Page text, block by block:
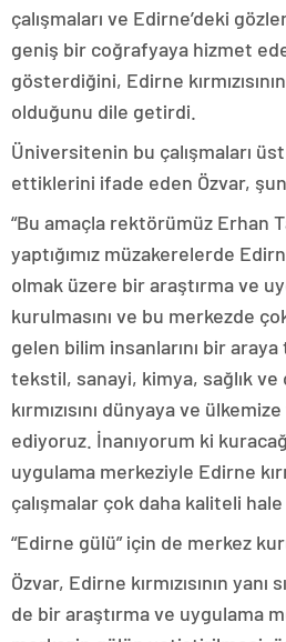
çalışmaları ve Edirne’deki
geniş bir coğrafyaya hizmet
gösterdiğini, Edirne
olduğunu dile getirdi.
Üniversitenin bu çalışmaları
ettiklerini ifade eden Özvar,
“Bu amaçla rektörümüz Erhan
yaptığımız müzakerelerde
olmak üzere bir araştırma ve
kurulmasını ve bu merkezde
gelen bilim insanlarını bir
tekstil, sanayi, kimya, sağlık
kırmızısını dünyaya ve
ediyoruz. İnanıyorum ki
uygulama merkeziyle Edirne
çalışmalar çok daha kaliteli
“Edirne gülü” için de merkez
Özvar, Edirne kırmızısının
de bir araştırma ve uygulama